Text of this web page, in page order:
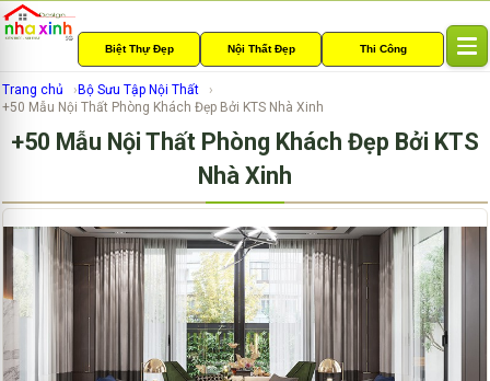
Biệt Thự Đẹp Nội Thất Đẹp Thi Công
l
a
v
i
g
a
t
i
Trang chủ
Bộ Sưu Tập Nội Thất
+50 Mẫu Nội Thất Phòng Khách Đẹp Bởi KTS Nhà Xinh
+50 Mẫu Nội Thất Phòng Khách Đẹp Bởi KTS
Nhà Xinh